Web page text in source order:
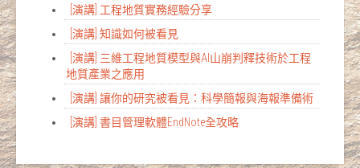
[演講] 工程地質實務經驗分享
[演講] 知識如何被看見
[演講] 三維工程地質模型與AI山崩判釋技術於工程
地質產業之應用
[演講] 讓你的研究被看見：科學簡報與海報準備術
[演講] 書目管理軟體EndNote全攻略